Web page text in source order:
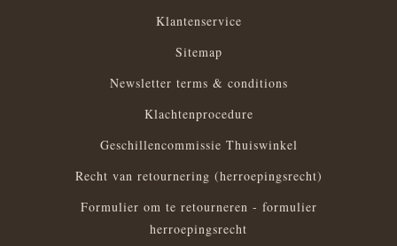
Klantenservice
Sitemap
Newsletter terms & conditions
Klachtenprocedure
Geschillencommissie Thuiswinkel
Recht van retournering (herroepingsrecht)
Formulier om te retourneren - formulier
herroepingsrecht